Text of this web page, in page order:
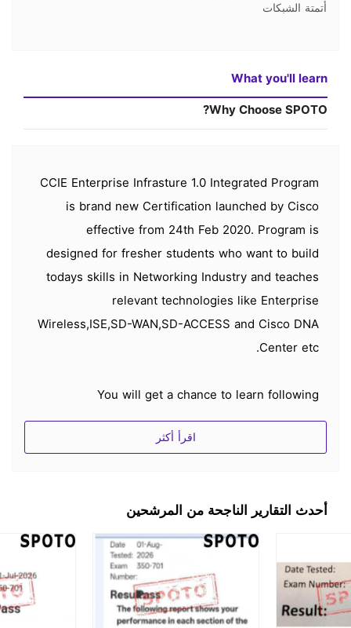
أتمتة الشبكات
What you'll learn
Why Choose SPOTO?
CCIE Enterprise Infrasture 1.0 Integrated Program
is brand new Certification launched by Cisco
effective from 24th Feb 2020. Program is
designed for fresher students who want to build
todays skills in Networking Industry and teaches
relevant technologies like Enterprise
Wireless,ISE,SD-WAN,SD-ACCESS and Cisco DNA
Center etc.
You will get a chance to learn following
technologies under this program.
Cisco Wireless Enterprise Infrastructure
Identity management -Cisco ISE
Cisco SD-WAN
Cisco SD-ACCESS
Cisco DNA Center
اقرأ أكثر
أحدث التقارير الناجحة من المرشحين